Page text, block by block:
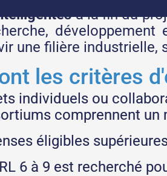
à la fin du
développement
une filière industrielle,
les critères
individuels ou
comprennent un
éligibles
6 à 9 est recherché